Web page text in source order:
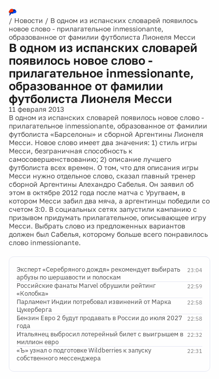
/ Новости / В одном из испанских словарей появилось
новое слово - прилагательное inmessionante,
образованное от фамилии футболиста Лионеля Месси
В одном из испанских словарей
появилось новое слово -
прилагательное inmessionante,
образованное от фамилии
футболиста Лионеля Месси
11 февраля 2013
В одном из испанских словарей появилось новое слово -
прилагательное inmessionante, образованное от фамилии
футболиста «Барселоны» и сборной Аргентины Лионеля
Месси. Новое слово имеет два значения: 1) стиль игры
Месси, безграничная способность к
самосовершенствованию; 2) описание лучшего
футболиста всех времен. О том, что для описания игры
Месси нужно отдельное слово, сказал главный тренер
сборной Аргентины Алехандро Сабелья. Он заявил об
этом в октябре 2012 года после матча с Уругваем, в
котором Месси забил два мяча, а аргентинцы победили со
счетом 3:0. В социальных сетях запустили кампанию с
призывом придумать прилагательное, описывающее игру
Месси. Выбрать слово из предложенных вариантов
должен был Сабелья, которому больше всего понравилось
слово inmessionante.
23:04
Эксперт «Серебряного дождя» рекомендует выбирать
арбузы по шершавости и полоскам
22:59
Российские фанаты Marvel обрушили рейтинг
«Колобка»
22:58
Парламент Индии потребовал извинений от Марка
Цукерберга
22:58
Бензин Евро 2 будут продавать в России до июля 2027
года
22:32
Итальянец выбросил лотерейный билет с выигрышем в
миллион евро
22:31
«Ъ» узнал о подготовке Wildberries к запуску
собственного мессенджера